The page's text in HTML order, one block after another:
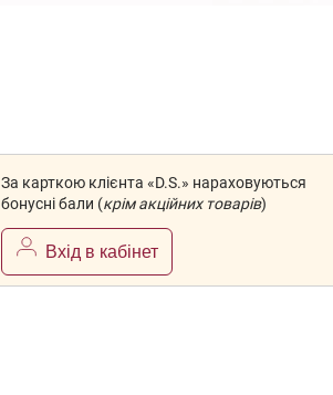
За карткою клієнта «D.S.» нараховуються
бонусні бали (крім акційних товарів)
Вхід в кабінет